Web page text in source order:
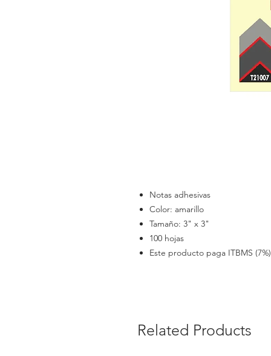
Notas adhesivas
Color: amarillo
Tamaño: 3" x 3"
100 hojas
Este producto paga ITBMS (7%)
Related Products